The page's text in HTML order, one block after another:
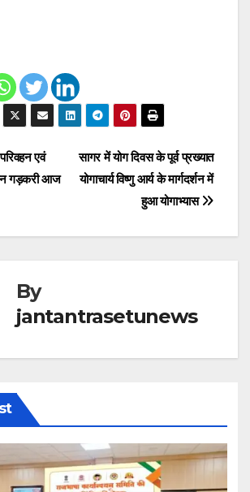
सागर में योग दिवस के पूर्व प्रख्यात
योगाचार्य विष्णु आर्य के मार्गदर्शन में
हुआ योगाभ्यास
एवं
गड़करी आज
By
jantantrasetunews